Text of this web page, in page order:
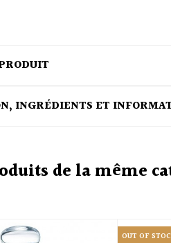
INGRÉDIENTS ET
de la même
OUT OF